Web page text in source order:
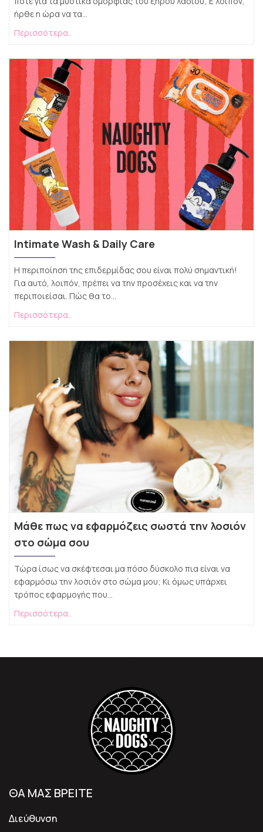
ήρθε η ώρα να τα...
Περισσότερα..
Intimate Wash & Daily Care
Η περιποίηση της επιδερμίδας σου είναι πολύ σημαντική!
Για αυτό, λοιπόν, πρέπει να την προσέχεις και να την
περιποιείσαι. Πώς θα το...
Περισσότερα..
Μάθε πως να εφαρμόζεις σωστά την λοσιόν
στο σώμα σου
Τώρα ίσως να σκέφτεσαι μα πόσο δύσκολο πια είναι να
εφαρμόσω την λοσιόν στο σώμα μου; Κι όμως υπάρχει
τρόπος εφαρμογής που...
Περισσότερα..
ΘΑ ΜΑΣ ΒΡΕΙΤΕ
Διεύθυνση